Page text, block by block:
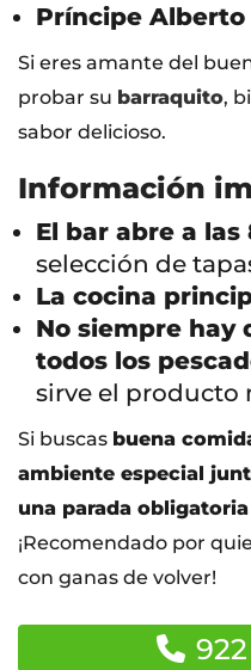
Príncipe Alberto
Si eres amante del
probar su barraquito,
sabor delicioso.
Información
El bar abre a las
selección de
La cocina
No siempre hay
todos los
sirve el producto
Si buscas buena
ambiente especial
una parada
¡Recomendado por
con ganas de volver!